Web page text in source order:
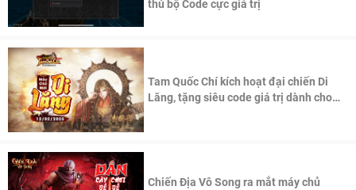
thủ bộ Code cực giá trị
Tam Quốc Chí kích hoạt đại chiến Di
Lăng, tặng siêu code giá trị dành cho
Chiến Địa Vô Song ra mắt máy chủ